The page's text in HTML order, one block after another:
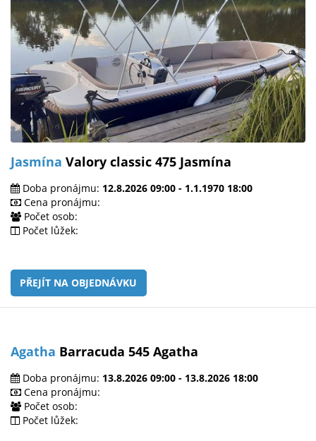
Jasmína Valory classic 475 Jasmína
Doba pronájmu: 12.8.2026 09:00 - 1.1.1970 18:00
Cena pronájmu:
Počet osob:
Počet lůžek:
PŘEJÍT NA OBJEDNÁVKU
Agatha Barracuda 545 Agatha
Doba pronájmu: 13.8.2026 09:00 - 13.8.2026 18:00
Cena pronájmu:
Počet osob:
Počet lůžek: